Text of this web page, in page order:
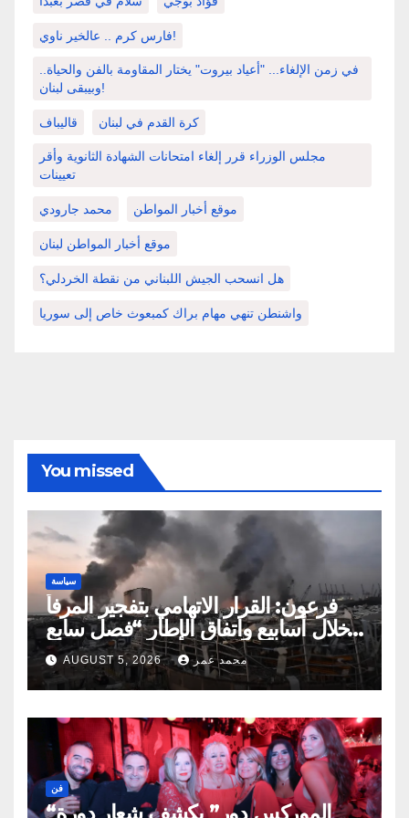
فارس كرم .. عالخير ناوي!
في زمن الإلغاء... "أعياد بيروت" يختار المقاومة بالفن والحياة..
وبيبقى لبنان!
قاليباف كرة القدم في لبنان
مجلس الوزراء قرر إلغاء امتحانات الشهادة الثانوية وأقر
تعيينات
محمد جارودي موقع أخبار المواطن
موقع أخبار المواطن لبنان
هل انسحب الجيش اللبناني من نقطة الخردلي؟
واشنطن تنهي مهام براك كمبعوث خاص إلى سوريا
You missed
سياسة
فرعون: القرار الاتهامي بتفجير المرفأ
خلال أسابيع واتفاق الإطار “فصل سابع
ونصف”
AUGUST 5, 2026 محمد عمر
فن
“الموركس دور” يكشف شعار دورة